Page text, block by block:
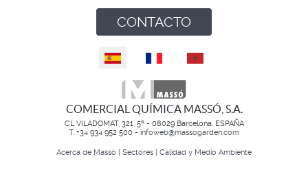
CONTACTO
Seleccione su idioma
COMERCIAL QUÍMICA MASSÓ, S.A.
CL VILADOMAT, 321, 5º - 08029 Barcelona. ESPAÑA
T. +34 934 952 500 - infoweb@massogarden.com
Acerca de Massó Sectores Calidad y Medio Ambiente